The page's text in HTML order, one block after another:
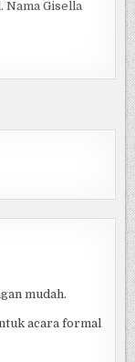
KASUS,
PELAJARAN
Gisella
mudah.
acara formal